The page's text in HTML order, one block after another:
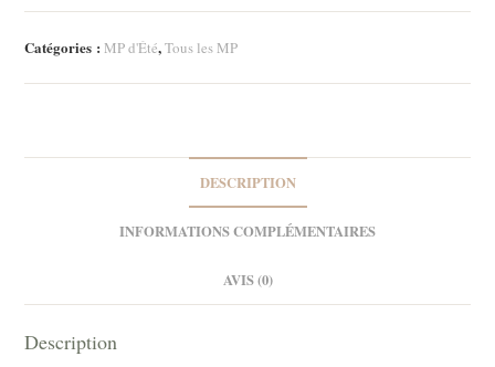
de
trois
Catégories : MP d'Été,Tous les MP
DESCRIPTION
INFORMATIONS COMPLÉMENTAIRES
AVIS (0)
Description